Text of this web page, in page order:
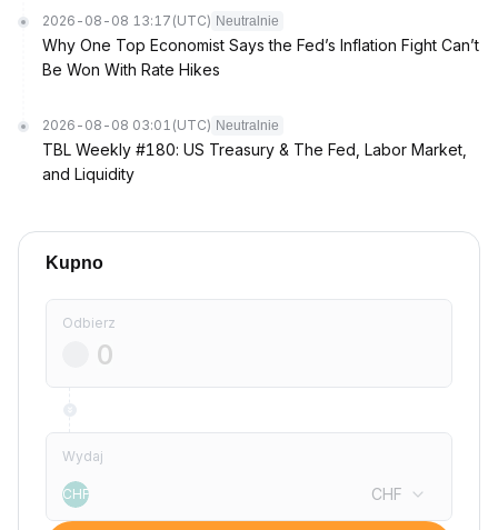
2026-08-08 13:17 (UTC) Neutralnie
Why One Top Economist Says the Fed’s Inflation Fight Can’t
Be Won With Rate Hikes
2026-08-08 03:01 (UTC) Neutralnie
TBL Weekly #180: US Treasury & The Fed, Labor Market,
and Liquidity
Kupno
Odbierz
Wydaj
CHF CHF